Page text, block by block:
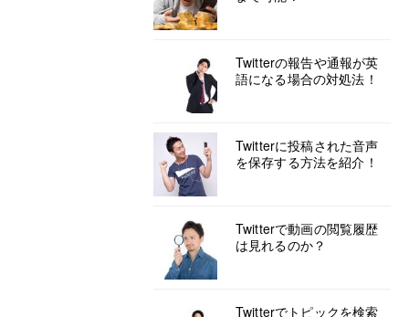
Twitterの報告や通報が英
語になる場合の対処法！
Twitterに投稿された音声
を保存する方法を紹介！
Twitterで動画の閲覧履歴
は見れるのか？
Twitterでトピックを検索